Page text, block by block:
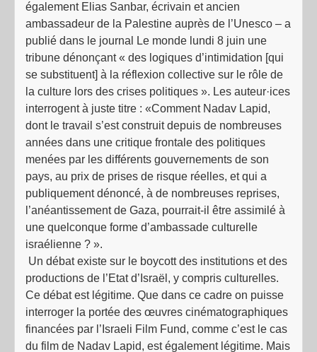
également Elias Sanbar, écrivain et ancien
ambassadeur de la Palestine auprès de l’Unesco – a
publié dans le journal Le monde lundi 8 juin une
tribune dénonçant « des logiques d’intimidation [qui
se substituent] à la réflexion collective sur le rôle de
la culture lors des crises politiques ». Les auteur·ices
interrogent à juste titre : «Comment Nadav Lapid,
dont le travail s’est construit depuis de nombreuses
années dans une critique frontale des politiques
menées par les différents gouvernements de son
pays, au prix de prises de risque réelles, et qui a
publiquement dénoncé, à de nombreuses reprises,
l’anéantissement de Gaza, pourrait-il être assimilé à
une quelconque forme d’ambassade culturelle
israélienne ? ».
Un débat existe sur le boycott des institutions et des
productions de l’Etat d’Israël, y compris culturelles.
Ce débat est légitime. Que dans ce cadre on puisse
interroger la portée des œuvres cinématographiques
financées par l’Israeli Film Fund, comme c’est le cas
du film de Nadav Lapid, est également légitime. Mais